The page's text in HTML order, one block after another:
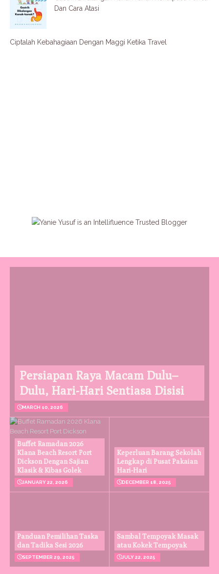
Dan Cara Atasi
Ciptalah Kebahagiaan Dengan Maggi Ketika Travel
Persiapan Raya Macam Dulu–
Dulu, Hari-Hari Sentiasa Disisi
MARCH 10, 2026
Buffet Ramadan 2026
Klana Beach Resort Port
Dickson Dengan Sajian
Klasik & Kibas Golek
JANUARY 22, 2026
Keperluan Barang Sekolah
Lengkap di Pusat Pakaian
Hari-Hari
DECEMBER 18, 2025
Panduan Pemilihan Taska
dan Tadika Sesi 2026
SEPTEMBER 29, 2025
Sambal Tempoyak Masak
atau Kokek Tempoyak
JULY 22, 2025